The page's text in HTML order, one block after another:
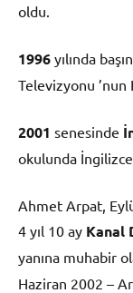
oldu.
1996 yılında
Televizyonu ’nun
2001 senesinde
okulunda
Ahmet Arpat,
4 yıl 10 ay Kanal
yanına muhabir
Haziran 2002 –